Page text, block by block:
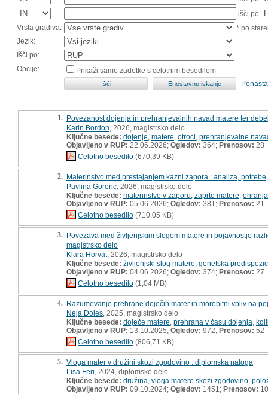
išči po
Vrsta gradiva:
* po
Jezik:
Išči po:
Opcije:
Prikaži samo zadetke s celotnim besedilom
1. Povezanost dojenja in prehranjevalnih navad matere ter
Karin Bordon , 2026, magistrsko delo
Ključne besede: dojenje matere otroci prehranjevalne
Objavljeno v RUP: 22.06.2026; Ogledov: 364; Prenosov: 28
Celotno besedilo (670,39 KB)
2. Materinstvo med prestajanjem kazni zapora : analiza,
Pavlina Gorenc , 2026, magistrsko delo
Ključne besede: materinstvo v zaporu zaprte matere
Objavljeno v RUP: 05.06.2026; Ogledov: 381; Prenosov: 21
Celotno besedilo (710,05 KB)
3. Povezava med življenjskim slogom matere in pojavnostjo
magistrsko delo
Klara Horvat, 2026, magistrsko delo
Ključne besede: življenjski slog matere genetska
Objavljeno v RUP: 04.06.2026; Ogledov: 374; Prenosov: 27
Celotno besedilo (1,04 MB)
4. Razumevanje prehrane doječih mater in morebitni vpliv na
Neja Doles , 2025, magistrsko delo
Ključne besede: doječe matere prehrana v času dojenja
Objavljeno v RUP: 13.10.2025; Ogledov: 972; Prenosov: 52
Celotno besedilo (806,71 KB)
5. Vloga mater v družini skozi zgodovino : diplomska naloga
Lisa Feri , 2024, diplomsko delo
Ključne besede: družina vloga matere skozi zgodovino
Objavljeno v RUP: 09.10.2024; Ogledov: 1451; Prenosov: